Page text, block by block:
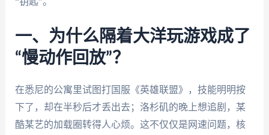
一、为什么隔着大洋玩游戏成了
“慢动作回放”？
在悉尼的公寓里试图打国服《英雄联盟》，技能明明按
下了，却在半秒后才丢出去；洛杉矶的晚上想追剧，某
酷某艺的加载圈转得人心烦。这不仅仅是网速问题，核